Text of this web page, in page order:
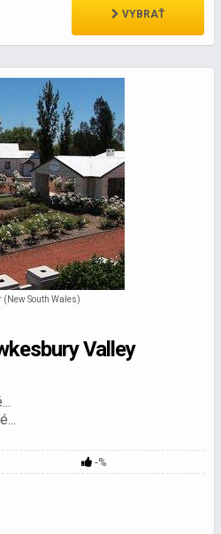
VYBRAŤ
South Wales)
Valley
-%